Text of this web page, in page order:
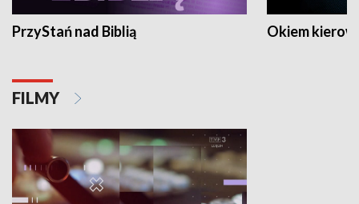
PrzyStań nad Biblią Okiem
FILMY